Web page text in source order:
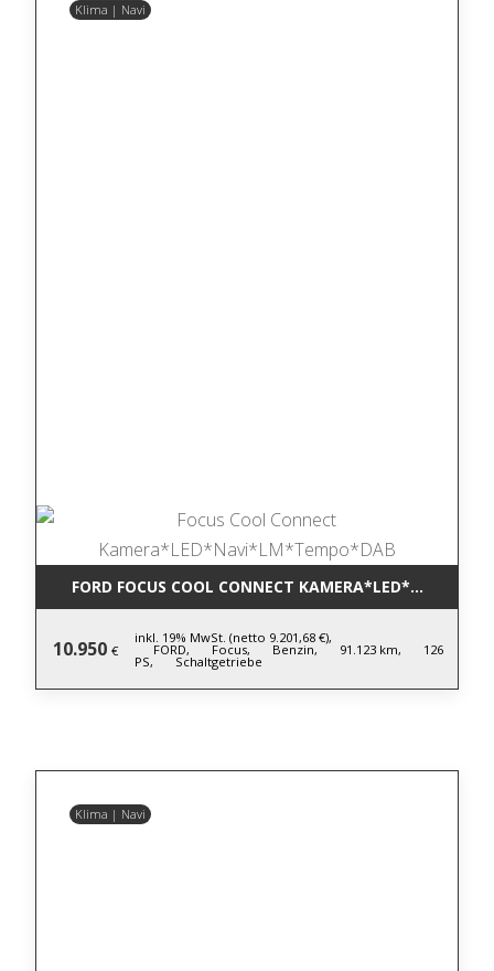
Klima | Navi
FORD FOCUS COOL CONNECT
10.950 €
inkl. 19% MwSt. (netto 9.201,68 €),
FORD, Focus, Benzin, 91.123 km, 126
PS, Schaltgetriebe
Klima | Navi